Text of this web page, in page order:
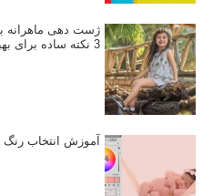
ژست دهی ماهرانه
3 نکته ساده برای بهبود عکاسی پرتره
آموزش انتخاب